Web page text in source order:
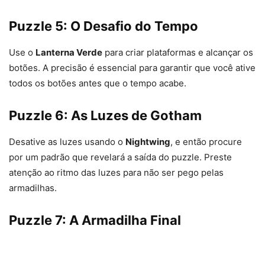
Puzzle 5: O Desafio do Tempo
Use o Lanterna Verde para criar plataformas e alcançar os
botões. A precisão é essencial para garantir que você ative
todos os botões antes que o tempo acabe.
Puzzle 6: As Luzes de Gotham
Desative as luzes usando o Nightwing, e então procure
por um padrão que revelará a saída do puzzle. Preste
atenção ao ritmo das luzes para não ser pego pelas
armadilhas.
Puzzle 7: A Armadilha Final